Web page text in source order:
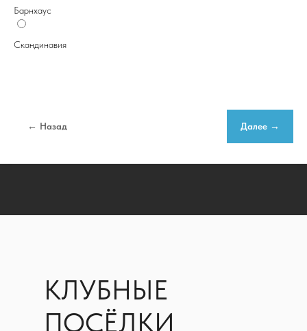
Барнхаус
Скандинавия
← Назад Далее →
КЛУБНЫЕ
ПОСЁЛКИ